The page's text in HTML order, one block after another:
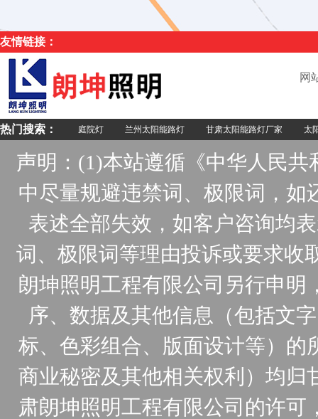
友情链接：
网
热门搜索： 庭院灯 兰州太阳能路灯 甘肃太阳能路灯厂家 太
声明：(1)本站遵循《中华人民
中尽量规避违禁词、极限词，
表述全部失效，如客户咨询均
词、极限词等理由投诉或要求收
朗坤照明工程有限公司另行申
序、数据及其他信息（包括文
标、色彩组合、版面设计等）的
商业秘密及其他相关权利）均归
肃朗坤照明工程有限公司的许